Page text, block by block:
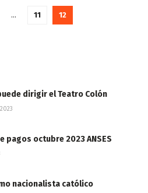
… 11 12
dirigir el Teatro Colón
pagos octubre 2023 ANSES
nacionalista católico